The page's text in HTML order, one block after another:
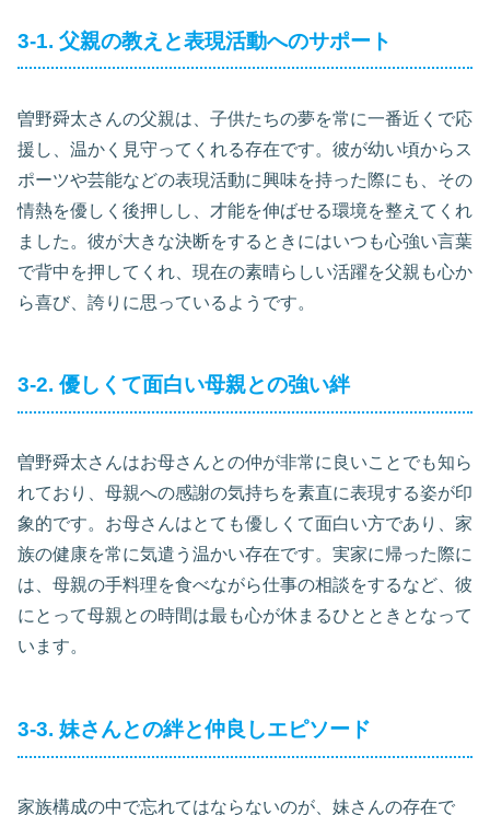
3-1. 父親の教えと表現活動へのサポート
曽野舜太さんの父親は、子供たちの夢を常に一番近くで応
援し、温かく見守ってくれる存在です。彼が幼い頃からス
ポーツや芸能などの表現活動に興味を持った際にも、その
情熱を優しく後押しし、才能を伸ばせる環境を整えてくれ
ました。彼が大きな決断をするときにはいつも心強い言葉
で背中を押してくれ、現在の素晴らしい活躍を父親も心か
ら喜び、誇りに思っているようです。
3-2. 優しくて面白い母親との強い絆
曽野舜太さんはお母さんとの仲が非常に良いことでも知ら
れており、母親への感謝の気持ちを素直に表現する姿が印
象的です。お母さんはとても優しくて面白い方であり、家
族の健康を常に気遣う温かい存在です。実家に帰った際に
は、母親の手料理を食べながら仕事の相談をするなど、彼
にとって母親との時間は最も心が休まるひとときとなって
います。
3-3. 妹さんとの絆と仲良しエピソード
家族構成の中で忘れてはならないのが、妹さんの存在で